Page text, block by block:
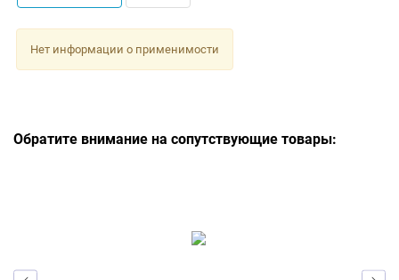
Нет информации о применимости
Обратите внимание на сопутствующие товары: